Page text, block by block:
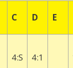
C D E
4:S 4:1